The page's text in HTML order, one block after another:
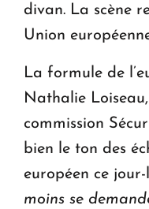
divan. La scène
Union
La formule de
Nathalie
commission
bien le ton des
européen ce jour-
moins se